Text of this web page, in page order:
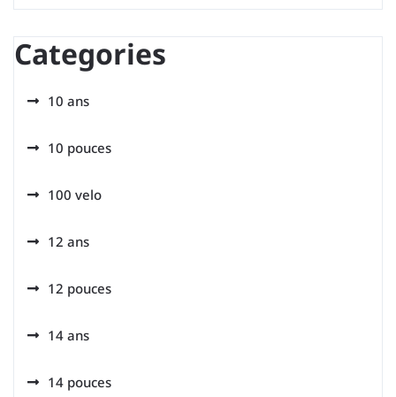
Categories
10 ans
10 pouces
100 velo
12 ans
12 pouces
14 ans
14 pouces